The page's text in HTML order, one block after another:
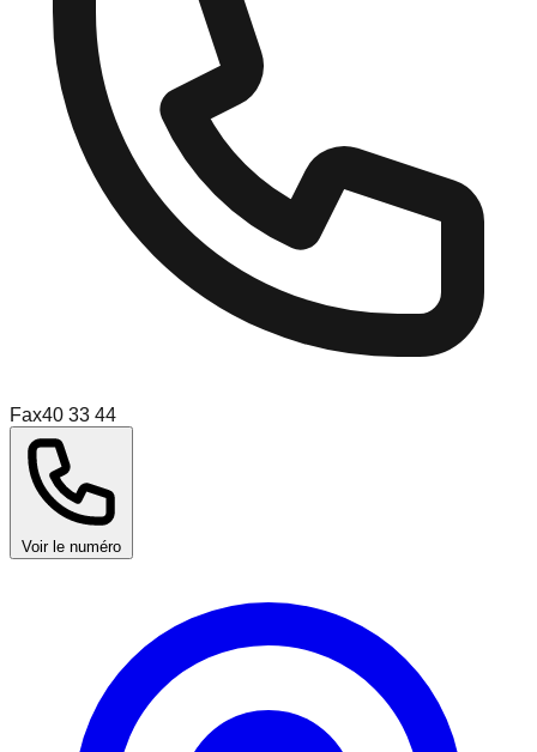
Fax40 33 44
Voir le numéro